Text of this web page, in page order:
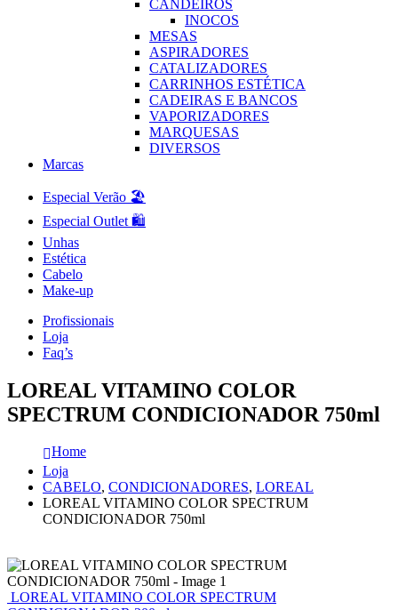
CANDEIROS
INOCOS
MESAS
ASPIRADORES
CATALIZADORES
CARRINHOS ESTÉTICA
CADEIRAS E BANCOS
VAPORIZADORES
MARQUESAS
DIVERSOS
Marcas
Especial Verão 🏖️
Especial Outlet 🛍️
Unhas
Estética
Cabelo
Make-up
Profissionais
Loja
Faq’s
LOREAL VITAMINO COLOR
SPECTRUM CONDICIONADOR 750ml
Home
Loja
CABELO, CONDICIONADORES, LOREAL
LOREAL VITAMINO COLOR SPECTRUM
CONDICIONADOR 750ml
LOREAL VITAMINO COLOR SPECTRUM